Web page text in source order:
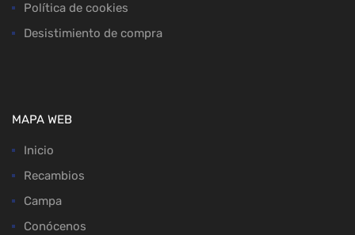
Política de cookies
Desistimiento de compra
MAPA WEB
Inicio
Recambios
Campa
Conócenos